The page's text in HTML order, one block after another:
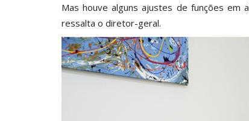
Mas houve alguns ajustes de funções em
ressalta o diretor-geral.